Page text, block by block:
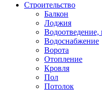
Строительство
Балкон
Лоджия
Водоотведение,
Водоснабжение
Ворота
Отопление
Кровля
Пол
Потолок